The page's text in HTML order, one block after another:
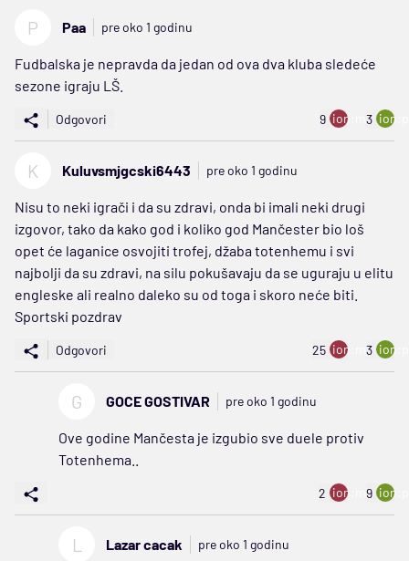
P Paa pre oko 1 godinu
Fudbalska je nepravda da jedan od ova dva kluba sledeće
sezone igraju LŠ.
Odgovori 9 ion:minus
3
K Kuluvsmjgcski6443 pre oko 1 godinu
Nisu to neki igrači i da su zdravi, onda bi imali neki drugi
izgovor, tako da kako god i koliko god Mančester bio loš
opet će laganice osvojiti trofej, džaba totenhemu i svi
najbolji da su zdravi, na silu pokušavaju da se uguraju u elitu
engleske ali realno daleko su od toga i skoro neće biti.
Sportski pozdrav
Odgovori 25 ion:minus
3
G GOCE GOSTIVAR pre oko 1 godinu
Ove godine Mančesta je izgubio sve duele protiv
Totenhema..
2 ion:minus
9
L Lazar cacak pre oko 1 godinu